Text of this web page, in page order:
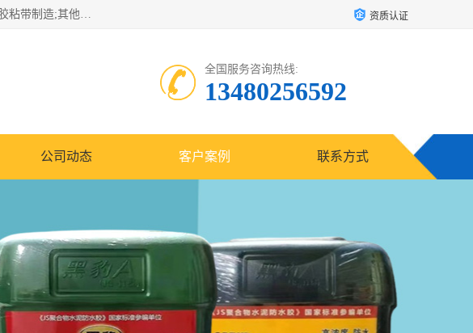
经营范围包括防水嵌缝密封条（带）制造;合成橡胶制造（监控化学品、危险化学品除外）;沥青混合物制造;防水胶粘带制造;其他合成材料制造（监控化学品、危险化学品除外）;涂料制造（监控化学品、危险化学品除外）;建筑结构防水补漏;防水建筑材料制造;粘合剂制造（监控化学品、危险化学品除外）;涂料零售;广州新力防水材料有限公司具有1处分支机构。 资质认证
全国服务咨询热线:
13480256592
公司动态 客户案例 联系方式